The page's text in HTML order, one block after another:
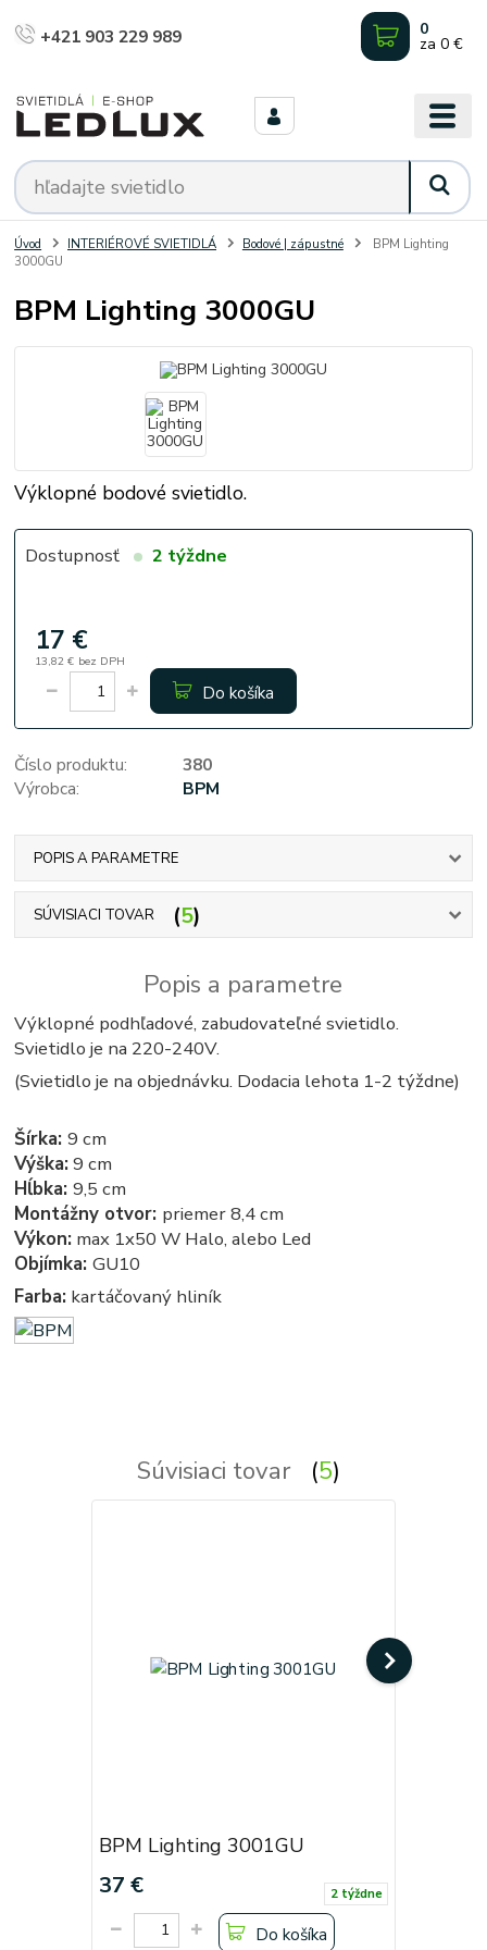
+421 903 229 989 0
za 0 €
Úvod INTERIÉROVÉ SVIETIDLÁ Bodové | zápustné
BPM Lighting
3000GU
BPM Lighting 3000GU
Výklopné bodové svietidlo.
Dostupnosť 2 týždne
17 €
13,82 € bez DPH
Do košíka
Číslo produktu:
380
Výrobca:
BPM
POPIS A PARAMETRE
SÚVISIACI TOVAR 5
Popis a parametre
Výklopné podhľadové, zabudovateľné svietidlo.
Svietidlo je na 220-240V.
(Svietidlo je na objednávku. Dodacia lehota 1-2 týždne)
Šírka:9 cm
Výška: 9 cm
Hĺbka:9,5 cm
Montážny otvor: priemer 8,4 cm
Výkon: max 1x50 W Halo, alebo Led
Objímka:GU10
Farba: kartáčovaný hliník
Súvisiaci tovar 5
BPM Lighting 3001GU
37 € 2 týždne
Do košíka